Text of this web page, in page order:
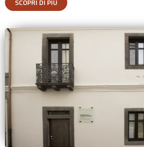
SCOPRI DI PIÙ